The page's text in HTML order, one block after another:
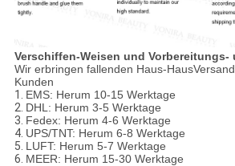
Verschiffen-Weisen und Vorbereitungs-
Wir erbringen fallenden Haus-
Kunden
1. EMS: Herum 10-15 Werktage
2. DHL: Herum 3-5 Werktage
3. Fedex: Herum 4-6 Werktage
4. UPS/TNT: Herum 6-8 Werktage
5. LUFT: Herum 5-7 Werktage
6. MEER: Herum 15-30 Werktage